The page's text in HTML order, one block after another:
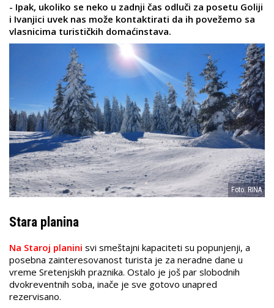
- Ipak, ukoliko se neko u zadnji čas odluči za posetu Goliji
i Ivanjici uvek nas može kontaktirati da ih povežemo sa
vlasnicima turističkih domaćinstava.
Foto: RINA
Stara planina
Na Staroj planini svi smeštajni kapaciteti su popunjenji, a
posebna zainteresovanost turista je za neradne dane u
vreme Sretenjskih praznika. Ostalo je još par slobodnih
dvokreventnih soba, inače je sve gotovo unapred
rezervisano.